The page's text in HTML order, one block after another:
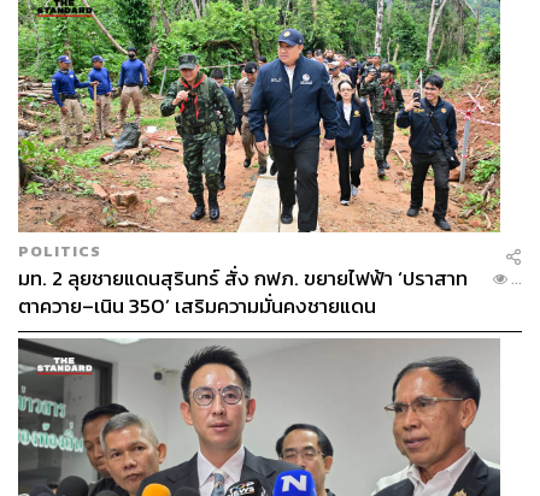
POLITICS
มท. 2 ลุยชายแดนสุรินทร์ สั่ง กฟภ. ขยายไฟฟ้า ‘ปราสาท
ตาควาย–เนิน 350’ เสริมความมั่นคงชายแดน
...